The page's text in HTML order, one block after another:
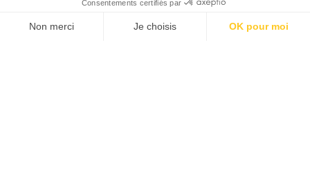
JE M'ABONNE 1 AN - 4 NUM.